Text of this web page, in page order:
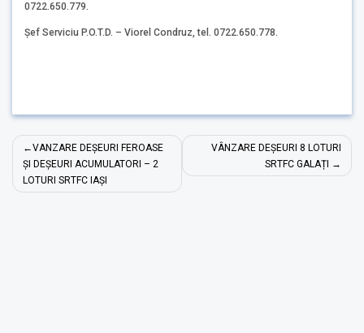
0722.650.779.
Șef Serviciu P.O.T.D. – Viorel Condruz, tel. 0722.650.778.
Navigare
în
articole
VANZARE DEȘEURI FEROASE
ȘI DEȘEURI ACUMULATORI – 2
LOTURI SRTFC IAȘI
VÂNZARE DEȘEURI 8 LOTURI
SRTFC GALAȚI